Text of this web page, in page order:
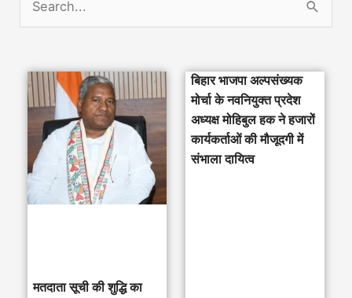
मतदाता सूची की शुद्धि का
बिहार भाजपा अल्पसंख्यक
मोर्चा के नवनियुक्त प्रदेश
अध्यक्ष मोहिबुल हक ने हजारों
कार्यकर्ताओं की मौजूदगी में
संभाला दायित्व